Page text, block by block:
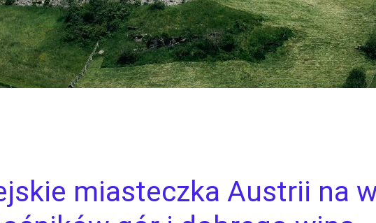
miasteczka Austrii na